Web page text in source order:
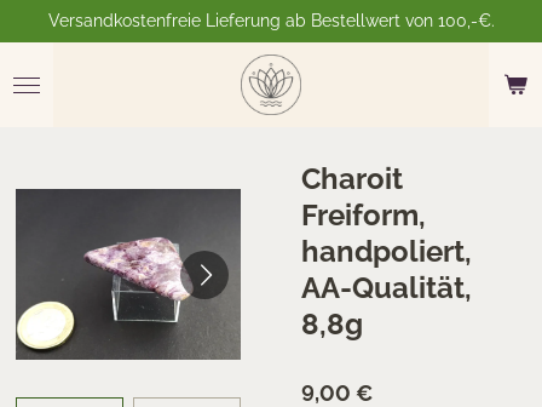
Hauptinhalt
springen
Versandkostenfreie Lieferung ab Bestellwert von 100,-€.
Charoit
Freiform,
handpoliert,
AA-Qualität,
8,8g
9,00 €